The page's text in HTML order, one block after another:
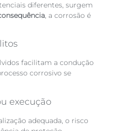
diferentes, surgem
, a corrosão é
facilitam a condução
corrosivo se
execução
adequada, o risco